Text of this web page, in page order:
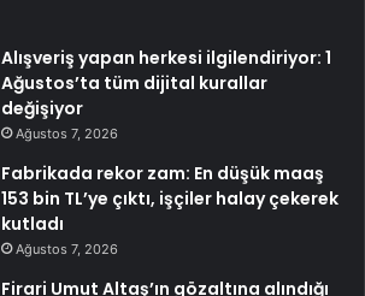
Alışveriş yapan herkesi ilgilendiriyor: 1
Ağustos’ta tüm dijital kurallar
değişiyor
Ağustos 7, 2026
Fabrikada rekor zam: En düşük maaş
153 bin TL’ye çıktı, işçiler halay çekerek
kutladı
Ağustos 7, 2026
Firari Umut Altaş’ın gözaltına alındığı